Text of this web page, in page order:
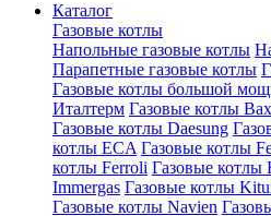
Каталог
Газовые котлы
Напольные газовые котлы
Парапетные газовые котлы
Газовые котлы большой
Италтерм Газовые котлы
Газовые котлы Daesung
котлы ECA Газовые котлы
котлы Ferroli Газовые котлы
Immergas Газовые котлы
Газовые котлы Navien